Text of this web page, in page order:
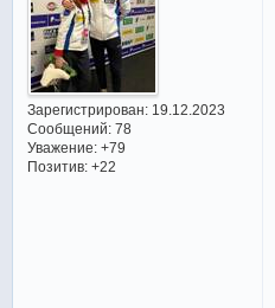
Зарегистрирован: 19.12.2023
Сообщений:78
Уважение: +79
Позитив: +22